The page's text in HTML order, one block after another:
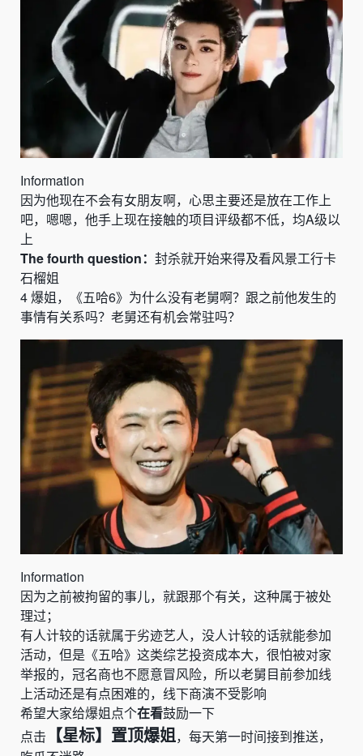
Information
因为他现在不会有女朋友啊，心思主要还是放在工作上
吧，嗯嗯，他手上现在接触的项目评级都不低，均A级以
上
The fourth question： 封杀就开始来得及看风景工行卡
石榴姐
4爆姐， 《五哈6》 为什么没有老舅啊？跟之前他发生的
事情有关系吗？老舅还有机会常驻吗？
Information
因为之前被拘留的事儿，就跟那个有关，这种属于被处
理过；
有人计较的话就属于劣迹艺人，没人计较的话就能参加
活动，但是《五哈》这类综艺投资成本大，很怕被对家
举报的，冠名商也不愿意冒风险，所以老舅目前参加线
上活动还是有点困难的，线下商演不受影响
希望大家给爆姐点个在看鼓励一下
点击
【星标】置顶爆姐，每天第一时间接到推送，